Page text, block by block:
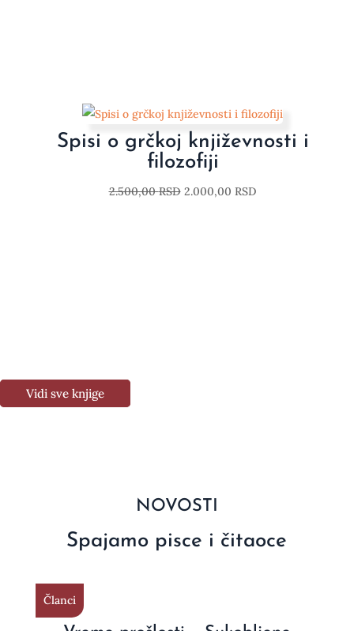
Spisi o grčkoj književnosti i
filozofiji
2.500,00RSD 2.000,00 RSD
Vidi sve knjige
NOVOSTI
Spajamo pisce i čitaoce
Članci